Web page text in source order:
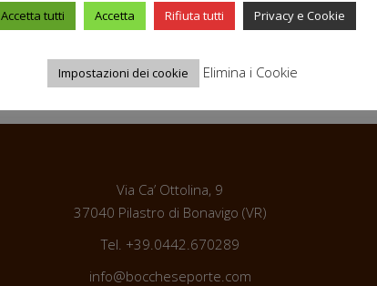
Via Ca’ Ottolina, 9
37040 Pilastro di Bonavigo (VR)
Tel. +39.0442.670289
info@boccheseporte.com
Accetta tutti Accetta Rifiuta tutti Privacy e Cookie
Impostazioni dei cookie Elimina i Cookie